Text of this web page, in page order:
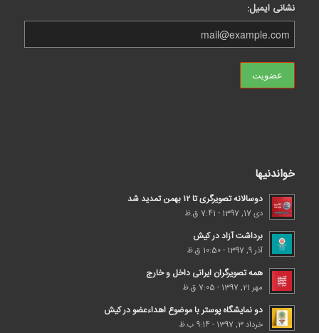
نشانی ایمیل:
خواندنیها
دوسالانه تصویرگری تا ۱۲ بهمن تمدید شد
دی 17, 1397 - 7:41 ق.ظ
برداشت آزاد در کیش
آذر 9, 1397 - 10:50 ق.ظ
همه تصویرگران ایرانی داخل و خارج
مهر 21, 1397 - 7:05 ق.ظ
دو نمایشگاه پوستر با موضوع اهداء‌عضو در کیش
خرداد 3, 1397 - 9:14 ب.ظ